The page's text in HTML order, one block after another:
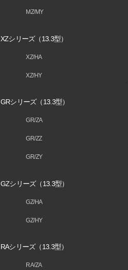
MZ/MY
XZシリーズ（13.3型）
XZ/HA
XZ/HY
GRシリーズ（13.3型）
GR/ZA
GR/ZZ
GR/ZY
GZシリーズ（13.3型）
GZ/HA
GZ/HY
RAシリーズ（13.3型）
RA/ZA